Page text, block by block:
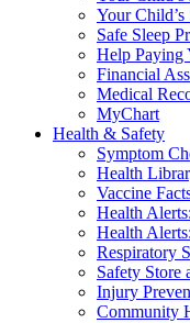
Your
Safe Sleep
Help Paying
Financial
Medical
MyChart
Health & Safety
Symptom
Health
Vaccine
Health
Health
Respiratory
Safety Store
Injury
Community